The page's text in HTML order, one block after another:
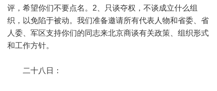
评，希望你们不要点名。2、只谈夺权，不谈成立什么组
织，以免陷于被动。我们准备邀请所有代表人物和省委、省
人委、军区支持你们的同志来北京商谈有关政策、组织形式
和工作方针。
二十八日：